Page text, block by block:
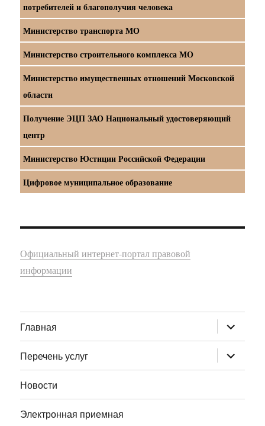
потребителей и благополучия человека
Министерство транспорта МО
Министерство строительного комплекса МО
Министерство имущественных отношений Московской
области
Получение ЭЦП ЗАО Национальный удостоверяющий
центр
Министерство Юстиции Российской Федерации
Цифровое муниципальное образование
Официальный интернет-портал правовой
информации
Главная раскрыть
дочернее
меню
Перечень услуг
раскрыть
дочернее
меню
Новости
Электронная приемная